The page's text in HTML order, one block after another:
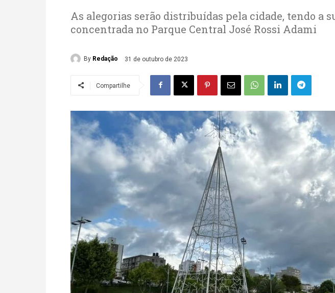
As alegorias serão distribuídas pela cidade, tendo a
concentrada no Parque Central José Rossi Adami
By Redação 31 de outubro de 2023
Compartilhe